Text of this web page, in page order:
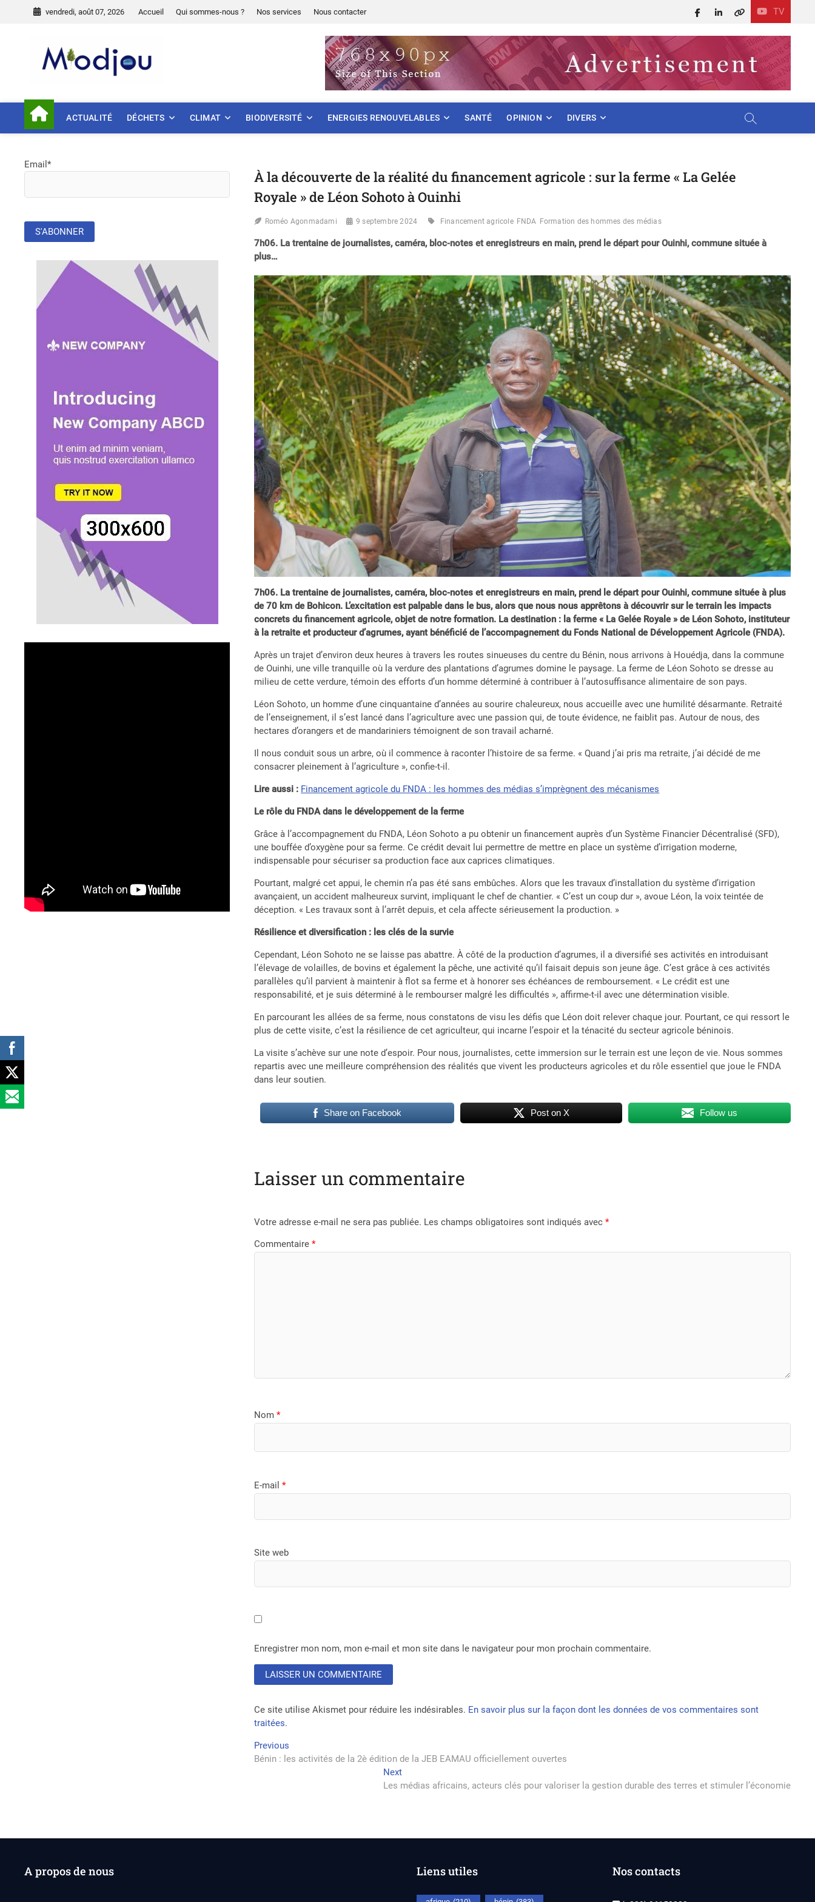
vendredi, août 07, 2026 Accueil Qui sommes-nous ? Nos services Nous contacter TV
Facebook
LinkedIn
X
ACTUALITÉ DÉCHETS CLIMAT BIODIVERSITÉ ENERGIES RENOUVELABLES SANTÉ OPINION DIVERS
À la découverte de la réalité du financement agricole : sur la ferme « La Gelée
Royale » de Léon Sohoto à Ouinhi
Roméo Agonmadami 9 septembre 2024 Financement agricole FNDA Formation des hommes des médias
7h06. La trentaine de journalistes, caméra, bloc-notes et enregistreurs en main, prend le départ pour Ouinhi, commune située à
plus…
7h06. La trentaine de journalistes, caméra, bloc-notes et enregistreurs en main, prend le départ pour Ouinhi, commune située à plus
de 70 km de Bohicon. L’excitation est palpable dans le bus, alors que nous nous apprêtons à découvrir sur le terrain les impacts
concrets du financement agricole, objet de notre formation. La destination : la ferme « La Gelée Royale » de Léon Sohoto, instituteur
à la retraite et producteur d’agrumes, ayant bénéficié de l’accompagnement du Fonds National de Développement Agricole (FNDA).
Après un trajet d’environ deux heures à travers les routes sinueuses du centre du Bénin, nous arrivons à Houédja, dans la commune
de Ouinhi, une ville tranquille où la verdure des plantations d’agrumes domine le paysage. La ferme de Léon Sohoto se dresse au
milieu de cette verdure, témoin des efforts d’un homme déterminé à contribuer à l’autosuffisance alimentaire de son pays.
Léon Sohoto, un homme d’une cinquantaine d’années au sourire chaleureux, nous accueille avec une humilité désarmante. Retraité
de l’enseignement, il s’est lancé dans l’agriculture avec une passion qui, de toute évidence, ne faiblit pas. Autour de nous, des
hectares d’orangers et de mandariniers témoignent de son travail acharné.
Il nous conduit sous un arbre, où il commence à raconter l’histoire de sa ferme. « Quand j’ai pris ma retraite, j’ai décidé de me
consacrer pleinement à l’agriculture », confie-t-il.
Lire aussi : Financement agricole du FNDA : les hommes des médias s’imprègnent des mécanismes
Le rôle du FNDA dans le développement de la ferme
Grâce à l’accompagnement du FNDA, Léon Sohoto a pu obtenir un financement auprès d’un Système Financier Décentralisé (SFD),
une bouffée d’oxygène pour sa ferme. Ce crédit devait lui permettre de mettre en place un système d’irrigation moderne,
indispensable pour sécuriser sa production face aux caprices climatiques.
Pourtant, malgré cet appui, le chemin n’a pas été sans embûches. Alors que les travaux d’installation du système d’irrigation
avançaient, un accident malheureux survint, impliquant le chef de chantier. « C’est un coup dur », avoue Léon, la voix teintée de
déception. « Les travaux sont à l’arrêt depuis, et cela affecte sérieusement la production. »
Résilience et diversification : les clés de la survie
Cependant, Léon Sohoto ne se laisse pas abattre. À côté de la production d’agrumes, il a diversifié ses activités en introduisant
l’élevage de volailles, de bovins et également la pêche, une activité qu’il faisait depuis son jeune âge. C’est grâce à ces activités
parallèles qu’il parvient à maintenir à flot sa ferme et à honorer ses échéances de remboursement. « Le crédit est une
responsabilité, et je suis déterminé à le rembourser malgré les difficultés », affirme-t-il avec une détermination visible.
En parcourant les allées de sa ferme, nous constatons de visu les défis que Léon doit relever chaque jour. Pourtant, ce qui ressort le
plus de cette visite, c’est la résilience de cet agriculteur, qui incarne l’espoir et la ténacité du secteur agricole béninois.
La visite s’achève sur une note d’espoir. Pour nous, journalistes, cette immersion sur le terrain est une leçon de vie. Nous sommes
repartis avec une meilleure compréhension des réalités que vivent les producteurs agricoles et du rôle essentiel que joue le FNDA
dans leur soutien.
Share on Facebook Post on X Follow us
Laisser un commentaire
Votre adresse e-mail ne sera pas publiée. Les champs obligatoires sont indiqués avec*
Commentaire*
Nom*
E-mail*
Site web
Enregistrer mon nom, mon e-mail et mon site dans le navigateur pour mon prochain commentaire.
Ce site utilise Akismet pour réduire les indésirables. En savoir plus sur la façon dont les données de vos commentaires sont
traitées.
Navigation
de
Previous
post:
Bénin : les activités de la 2è édition de la JEB EAMAU officiellement ouvertes
NextNext
post:
Les médias africains, acteurs clés pour valoriser la gestion durable des terres et stimuler l’économie
Email*
A propos de nous Liens utiles Nos contacts